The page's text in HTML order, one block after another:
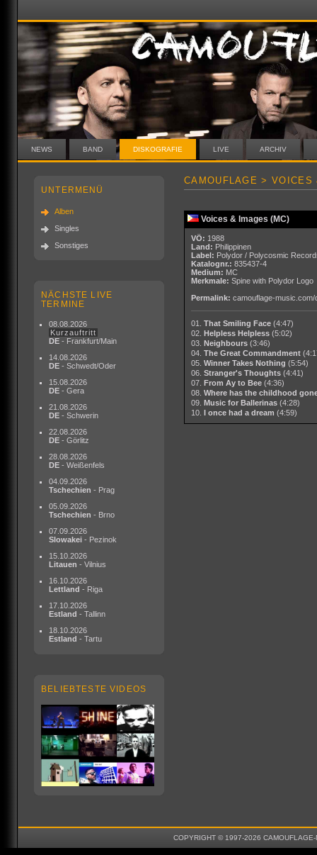
NEWS BAND DISKOGRAFIE LIVE ARCHIV
UNTERMENÜ
Alben
Singles
Sonstiges
NÄCHSTE LIVE
TERMINE
08.08.2026
Kurzauftritt
DE - Frankfurt/Main
14.08.2026
DE - Schwedt/Oder
15.08.2026
DE - Gera
21.08.2026
DE - Schwerin
22.08.2026
DE - Görlitz
28.08.2026
DE - Weißenfels
04.09.2026
Tschechien - Prag
05.09.2026
Tschechien - Brno
07.09.2026
Slowakei - Pezinok
15.10.2026
Litauen - Vilnius
16.10.2026
Lettland - Riga
17.10.2026
Estland - Tallinn
18.10.2026
Estland - Tartu
BELIEBTESTE VIDEOS
CAMOUFLAGE > VOICES
Voices & Images (MC)
VÖ: 1988
Land: Philippinen
Label: Polydor / Polycosmic
Katalognr.: 835437-4
Medium: MC
Merkmale: Spine with Polydor Logo
Permalink: camouflage-music.com/
01. That Smiling Face (4:47)
02. Helpless Helpless (5:02)
03. Neighbours (3:46)
04. The Great Commandment
05. Winner Takes Nothing (5:54)
06. Stranger's Thoughts (4:41)
07. From Ay to Bee (4:36)
08. Where has the childhood
09. Music for Ballerinas (4:28)
10. I once had a dream (4:59)
COPYRIGHT © 1997-2026 CAMOUFLAGE-